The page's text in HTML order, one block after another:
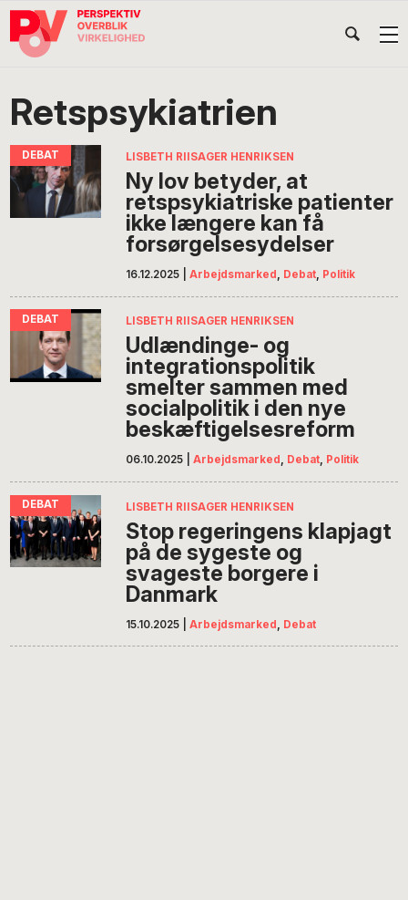
Gå
direkte
navigation
Skip
indhold
Gå
direkte
POV
International
Retspsykiatrien
LISBETH RIISAGER HENRIKSEN
Ny lov betyder, at
retspsykiatriske patienter
ikke længere kan få
forsørgelsesydelser
16.12.2025 Arbejdsmarked , Debat, Politik
LISBETH RIISAGER HENRIKSEN
Udlændinge- og
integrationspolitik
smelter sammen med
socialpolitik i den nye
beskæftigelsesreform
06.10.2025 Arbejdsmarked , Debat, Politik
LISBETH RIISAGER HENRIKSEN
Stop regeringens klapjagt
på de sygeste og
svageste borgere i
Danmark
15.10.2025 Arbejdsmarked Debat